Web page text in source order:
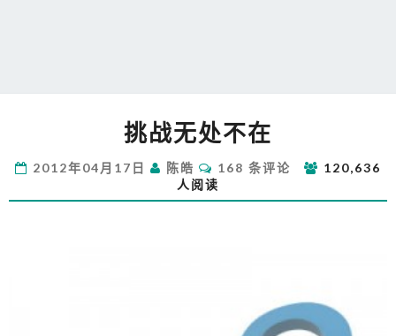
战
处
不
挑战无处不在
2012年04月17日 陈皓
评
论
168 条评论
120,636
人阅读